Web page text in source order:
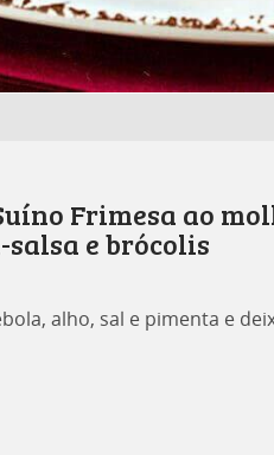
Frimesa ao
e brócolis
alho, sal e pimenta e